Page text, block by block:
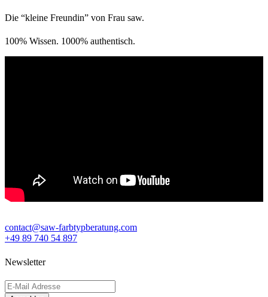
Die “kleine Freundin” von Frau saw.
100% Wissen. 1000% authentisch.
contact@saw-farbtypberatung.com
+49 89 740 54 897
Newsletter